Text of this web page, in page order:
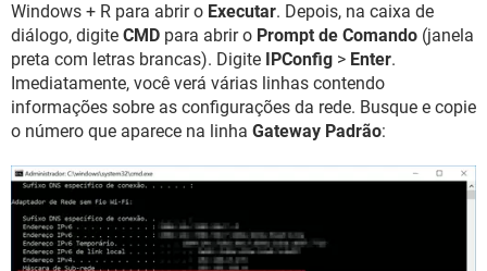
Windows + R para abrir o Executar. Depois, na caixa de
diálogo, digite CMD para abrir o Prompt de Comando (janela
preta com letras brancas). Digite IPConfig > Enter.
Imediatamente, você verá várias linhas contendo
informações sobre as configurações da rede. Busque e copie
o número que aparece na linha Gateway Padrão: